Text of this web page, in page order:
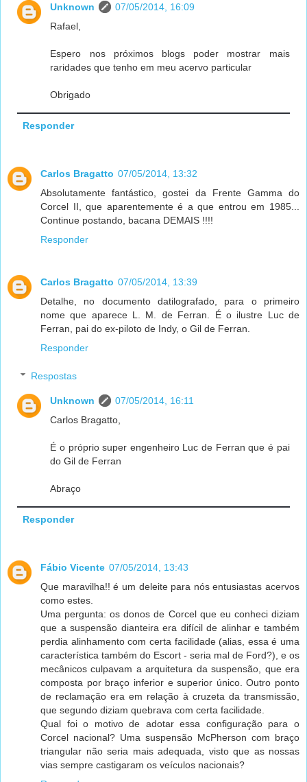
Unknown
07/05/2014, 16:09
Rafael,
Espero nos próximos blogs poder mostrar mais
raridades que tenho em meu acervo particular
Obrigado
Responder
Carlos Bragatto 07/05/2014, 13:32
Absolutamente fantástico, gostei da Frente Gamma do
Corcel II, que aparentemente é a que entrou em 1985...
Continue postando, bacana DEMAIS !!!!
Responder
Carlos Bragatto 07/05/2014, 13:39
Detalhe, no documento datilografado, para o primeiro
nome que aparece L. M. de Ferran. É o ilustre Luc de
Ferran, pai do ex-piloto de Indy, o Gil de Ferran.
Responder
Respostas
Unknown
07/05/2014, 16:11
Carlos Bragatto,
É o próprio super engenheiro Luc de Ferran que é pai
do Gil de Ferran
Abraço
Responder
Fábio Vicente 07/05/2014, 13:43
Que maravilha!! é um deleite para nós entusiastas acervos
como estes.
Uma pergunta: os donos de Corcel que eu conheci diziam
que a suspensão dianteira era difícil de alinhar e também
perdia alinhamento com certa facilidade (alias, essa é uma
característica também do Escort - seria mal de Ford?), e os
mecânicos culpavam a arquitetura da suspensão, que era
composta por braço inferior e superior único. Outro ponto
de reclamação era em relação à cruzeta da transmissão,
que segundo diziam quebrava com certa facilidade.
Qual foi o motivo de adotar essa configuração para o
Corcel nacional? Uma suspensão McPherson com braço
triangular não seria mais adequada, visto que as nossas
vias sempre castigaram os veículos nacionais?